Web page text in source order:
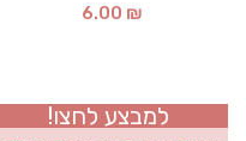
6.00 ₪
למבצע לחצו!